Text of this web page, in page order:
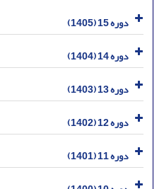
دوره 15 (1405)
دوره 14 (1404)
دوره 13 (1403)
دوره 12 (1402)
دوره 11 (1401)